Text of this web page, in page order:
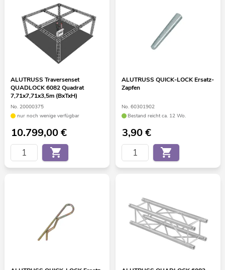
ALUTRUSS Traversenset
QUADLOCK 6082 Quadrat
7,71x7,71x3,5m (BxTxH)
No. 20000375
nur noch wenige verfügbar
10.799,00€
ALUTRUSS QUICK-LOCK Ersatz-
Zapfen
No. 60301902
Bestand reicht ca. 12 Wo.
3,90€